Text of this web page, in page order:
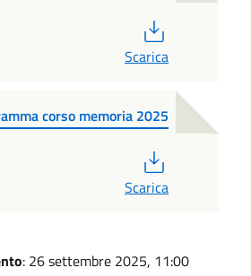
Scarica
corso memoria 2025
Scarica
: 26 settembre 2025, 11:00